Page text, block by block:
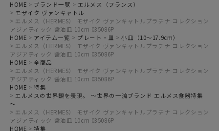
HOME ブランド一覧
エルメス（フランス）
モザイク ヴァンキャトル
エルメス（HERMES） モザイク ヴァンキャトルプラチナ コレクション
アジアティック 醤油皿 10cm 035086P
HOME
アイテム一覧 プレート・皿
小皿（10～17.9cm）
エルメス（HERMES） モザイク ヴァンキャトルプラチナ コレクション
アジアティック 醤油皿 10cm 035086P
HOME
全商品
エルメス（HERMES） モザイク ヴァンキャトルプラチナ コレクション
アジアティック 醤油皿 10cm 035086P
HOME
特集
エルメスの世界観を表現。 ～世界の一流ブランド エルメス食器特集
～
エルメス（HERMES） モザイク ヴァンキャトルプラチナ コレクション
アジアティック 醤油皿 10cm 035086P
HOME
特集